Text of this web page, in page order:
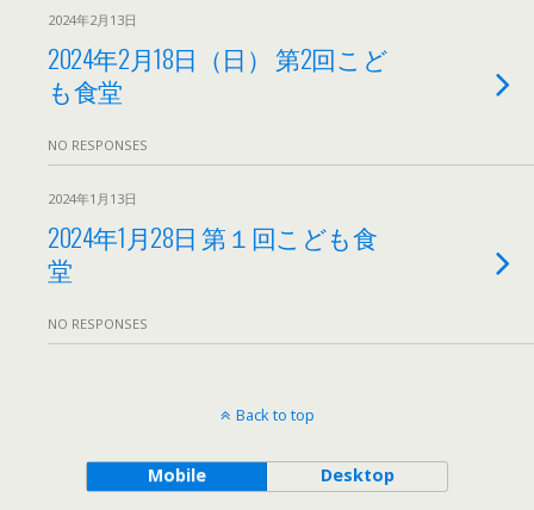
2024年2月13日
2024年2月18日（日） 第2回こど
も食堂
NO RESPONSES
2024年1月13日
2024年1月28日 第１回こども食
堂
NO RESPONSES
Back to top
Mobile Desktop